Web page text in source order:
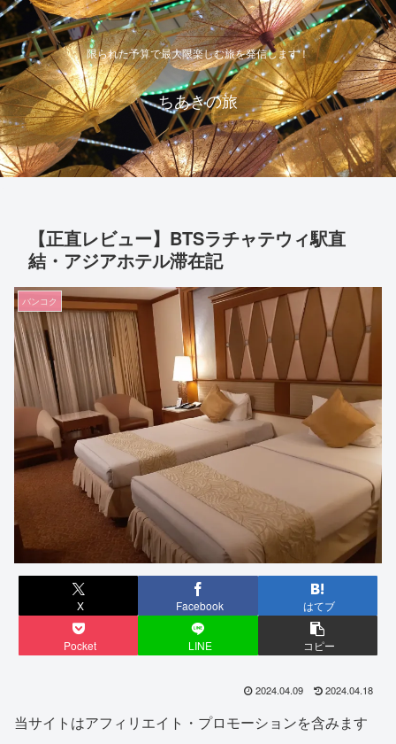
限られた予算で最大限楽しむ旅を発信します！
ちあきの旅
【正直レビュー】BTSラチャテウィ駅直
結・アジアホテル滞在記
バンコク
X Facebook はてブ
Pocket LINE コピー
2024.04.09 2024.04.18
当サイトはアフィリエイト・プロモーションを含みます